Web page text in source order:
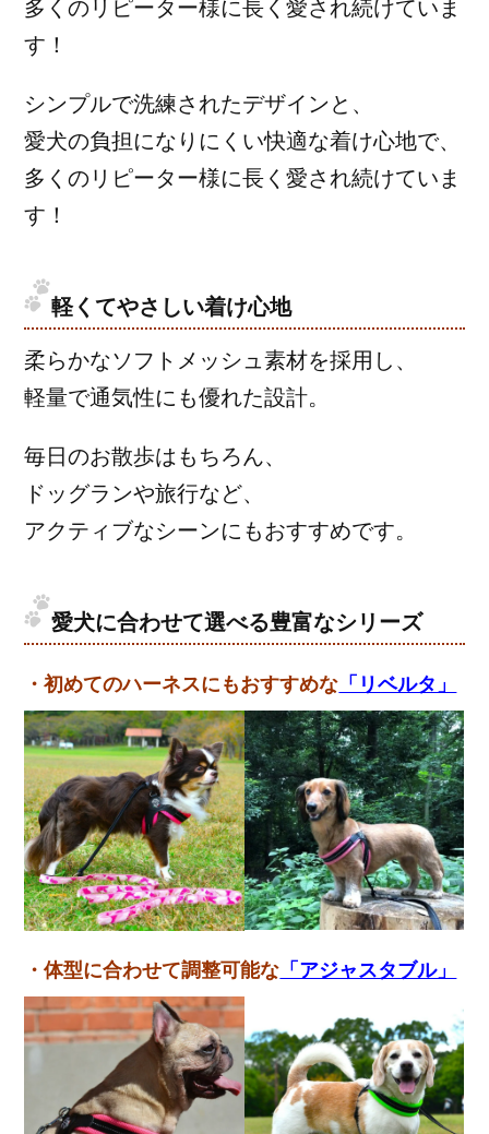
す！
シンプルで洗練されたデザインと、
愛犬の負担になりにくい快適な着け心地で、
多くのリピーター様に長く愛され続けていま
す！
軽くてやさしい着け心地
柔らかなソフトメッシュ素材を採用し、
軽量で通気性にも優れた設計。
毎日のお散歩はもちろん、
ドッグランや旅行など、
アクティブなシーンにもおすすめです。
愛犬に合わせて選べる豊富なシリーズ
・初めてのハーネスにもおすすめな 「リベルタ」
・体型に合わせて調整可能な 「アジャスタブル」